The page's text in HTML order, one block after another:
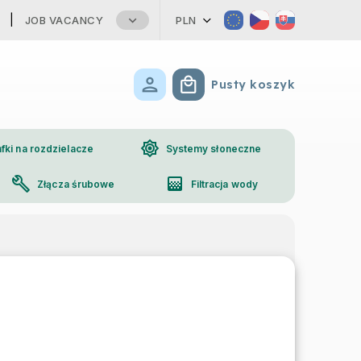
JOB VACANCY PLN
Koszyk
Pusty koszyk
na rozdzielacze brightness_high Systemy słoneczne
build Złącza śrubowe gradient Filtracja wody